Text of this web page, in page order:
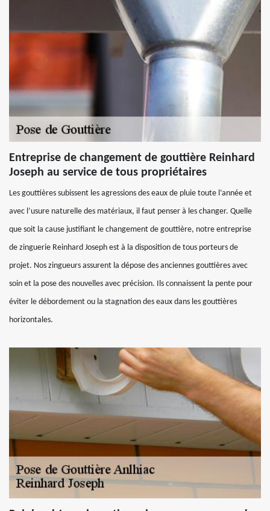
Entreprise de changement de gouttière Reinhard
Joseph au service de tous propriétaires
Les gouttières subissent les agressions des eaux de pluie toute l’année et
avec l’usure naturelle des matériaux, il faut penser à les changer. Quelle
que soit la cause justifiant le changement de gouttière, notre entreprise
de zinguerie Reinhard Joseph est à la disposition de tous porteurs de
projet. Nos zingueurs assurent la dépose des anciennes gouttières avec
soin et la pose des nouvelles avec précision. Ils connaissent la pente pour
éviter le débordement ou la stagnation des eaux dans les gouttières
horizontales.